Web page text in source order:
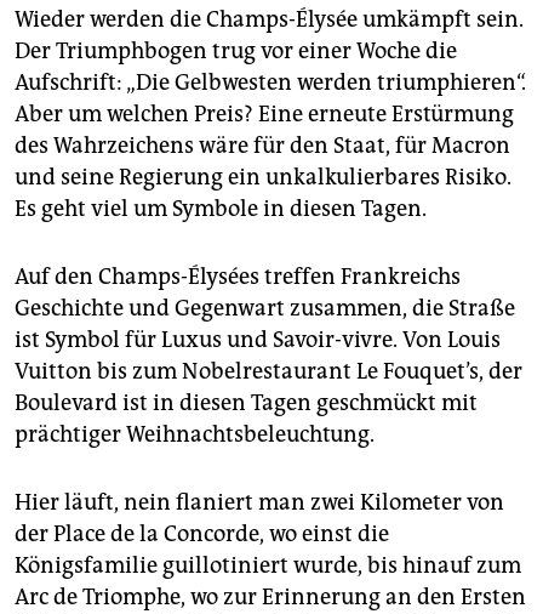
Wieder werden die Champs-Élysée umkämpft sein.
Der Triumphbogen trug vor einer Woche die
Aufschrift: „Die Gelbwesten werden triumphieren“.
Aber um welchen Preis? Eine erneute Erstürmung
des Wahrzeichens wäre für den Staat, für Macron
und seine Regierung ein unkalkulierbares Risiko.
Es geht viel um Symbole in diesen Tagen.
Auf den Champs-Élysées treffen Frankreichs
Geschichte und Gegenwart zusammen, die Straße
ist Symbol für Luxus und Savoir-vivre. Von Louis
Vuitton bis zum Nobelrestaurant Le Fouquet’s, der
Boulevard ist in diesen Tagen geschmückt mit
prächtiger Weihnachtsbeleuchtung.
Hier läuft, nein flaniert man zwei Kilometer von
der Place de la Concorde, wo einst die
Königsfamilie guillotiniert wurde, bis hinauf zum
Arc de Triomphe, wo zur Erinnerung an den Ersten